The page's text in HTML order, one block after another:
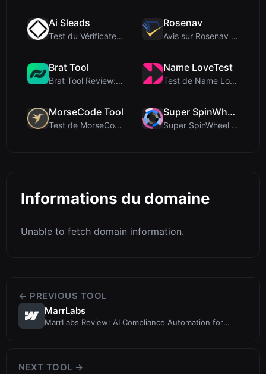
Ai Sleads
Test du Vérificateur de Force des Mots de Passe d'...
Rosenav
Avis sur Rosenav : Outil gratuit en ligne de vérif...
Brat Tool
Brat Tool Review: Free Charli XCX Style Brat Text ...
Name LoveTest
Test de Name LoveTest : un calculateur d'amour axé...
MorseCode Tool
Test de MorseCode Tool : Convertisseur en ligne gr...
Super SpinWheel
Super SpinWheel Review: A Privacy-First Free Wheel...
Informations du domaine
Unable to fetch domain information.
← PREVIOUS TOOL
MarrLabs
MarrLabs Review: AI Compliance Automation for
NEXT TOOL →